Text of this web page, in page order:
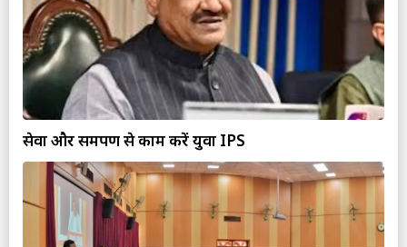
सेवा और समर्पण से काम करें युवा IPS